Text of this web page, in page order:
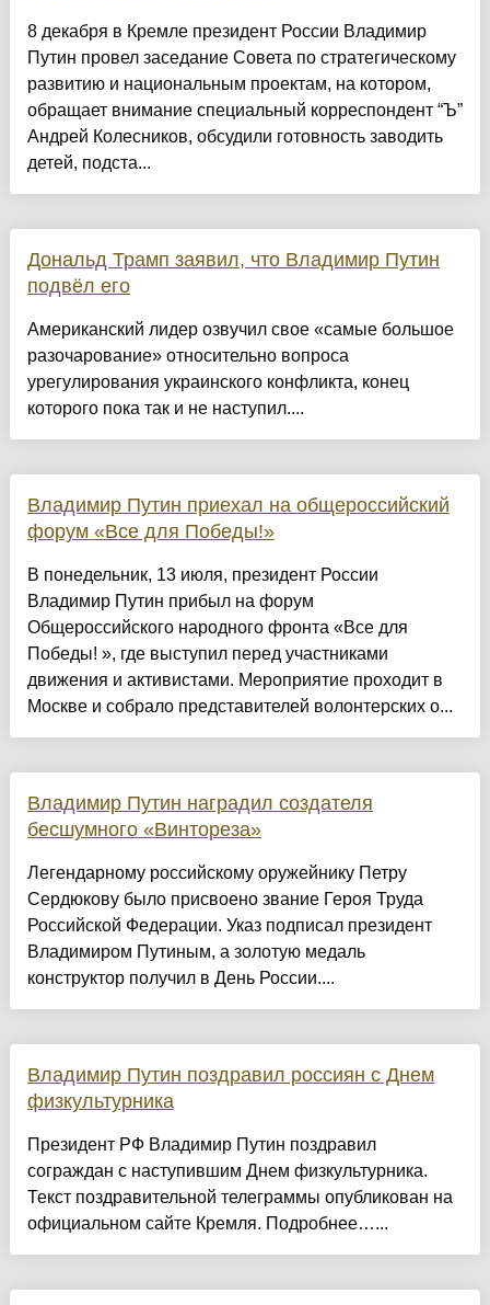
8 декабря в Кремле президент России Владимир
Путин провел заседание Совета по стратегическому
развитию и национальным проектам, на котором,
обращает внимание специальный корреспондент “Ъ”
Андрей Колесников, обсудили готовность заводить
детей, подста...
Дональд Трамп заявил, что Владимир Путин
подвёл его
Американский лидер озвучил свое «самые большое
разочарование» относительно вопроса
урегулирования украинского конфликта, конец
которого пока так и не наступил....
Владимир Путин приехал на общероссийский
форум «Все для Победы!»
В понедельник, 13 июля, президент России
Владимир Путин прибыл на форум
Общероссийского народного фронта «Все для
Победы! », где выступил перед участниками
движения и активистами. Мероприятие проходит в
Москве и собрало представителей волонтерских о...
Владимир Путин наградил создателя
бесшумного «Винтореза»
Легендарному российскому оружейнику Петру
Сердюкову было присвоено звание Героя Труда
Российской Федерации. Указ подписал президент
Владимиром Путиным, а золотую медаль
конструктор получил в День России....
Владимир Путин поздравил россиян с Днем
физкультурника
Президент РФ Владимир Путин поздравил
сограждан с наступившим Днем физкультурника.
Текст поздравительной телеграммы опубликован на
официальном сайте Кремля. Подробнее…...